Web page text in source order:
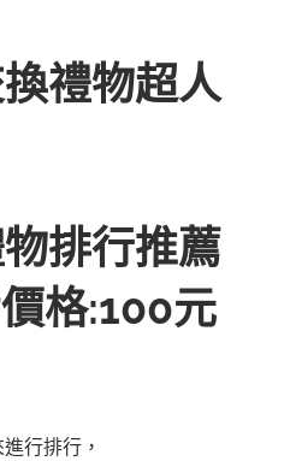
禮物超人
排行推薦
格:100元
行排行，